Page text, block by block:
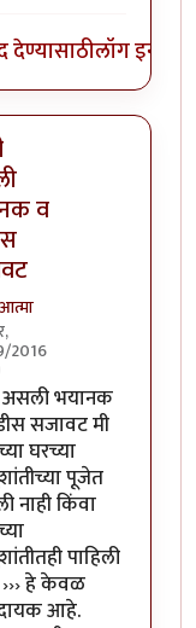
देण्यासाठीलॉग इन करा
व
2016
toही असली भयानक
असली भयानक
सजावट मी
घरच्या
पूजेत
नाही किंवा
पाहिली
››› हे केवळ
आहे.